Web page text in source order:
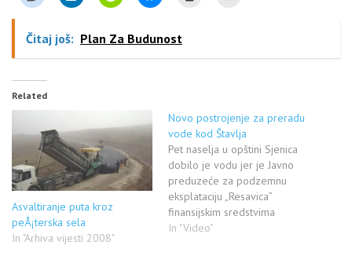
Čitaj još: Plan Za Budunost
Related
Asvaltiranje puta kroz
peÅ¡terska sela
In "Arhiva vijesti 2008"
Novo postrojenje za preradu
vode kod Štavlja
Pet naselja u opštini Sjenica
dobilo je vodu jer je Javno
preduzeće za podzemnu
eksplataciju „Resavica”
finansijskim sredstvima
pomoglo izgradnju
In "Video"